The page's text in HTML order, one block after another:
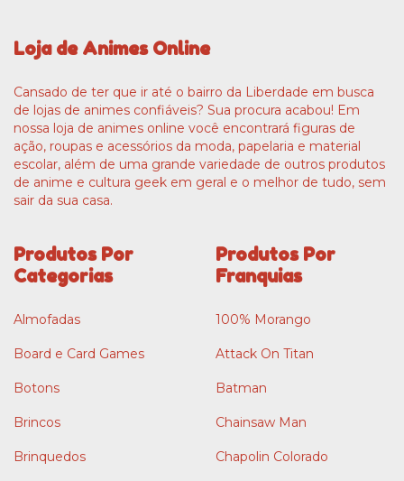
Loja de Animes Online
Cansado de ter que ir até o bairro da Liberdade em busca
de lojas de animes confiáveis? Sua procura acabou! Em
nossa loja de animes online você encontrará figuras de
ação, roupas e acessórios da moda, papelaria e material
escolar, além de uma grande variedade de outros produtos
de anime e cultura geek em geral e o melhor de tudo, sem
sair da sua casa.
Produtos Por
Categorias
Almofadas
Board e Card Games
Botons
Brincos
Brinquedos
Produtos Por
Franquias
100% Morango
Attack On Titan
Batman
Chainsaw Man
Chapolin Colorado